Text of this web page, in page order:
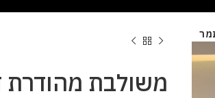
Learning the rhythm can take a few
like [aviatordreamliner.com] where they
משולבת